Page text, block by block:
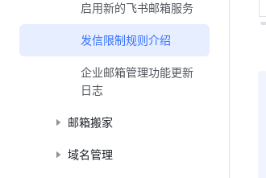
启用新的飞书邮箱服务
发信限制规则介绍
企业邮箱管理功能更新
日志
邮箱搬家
域名管理